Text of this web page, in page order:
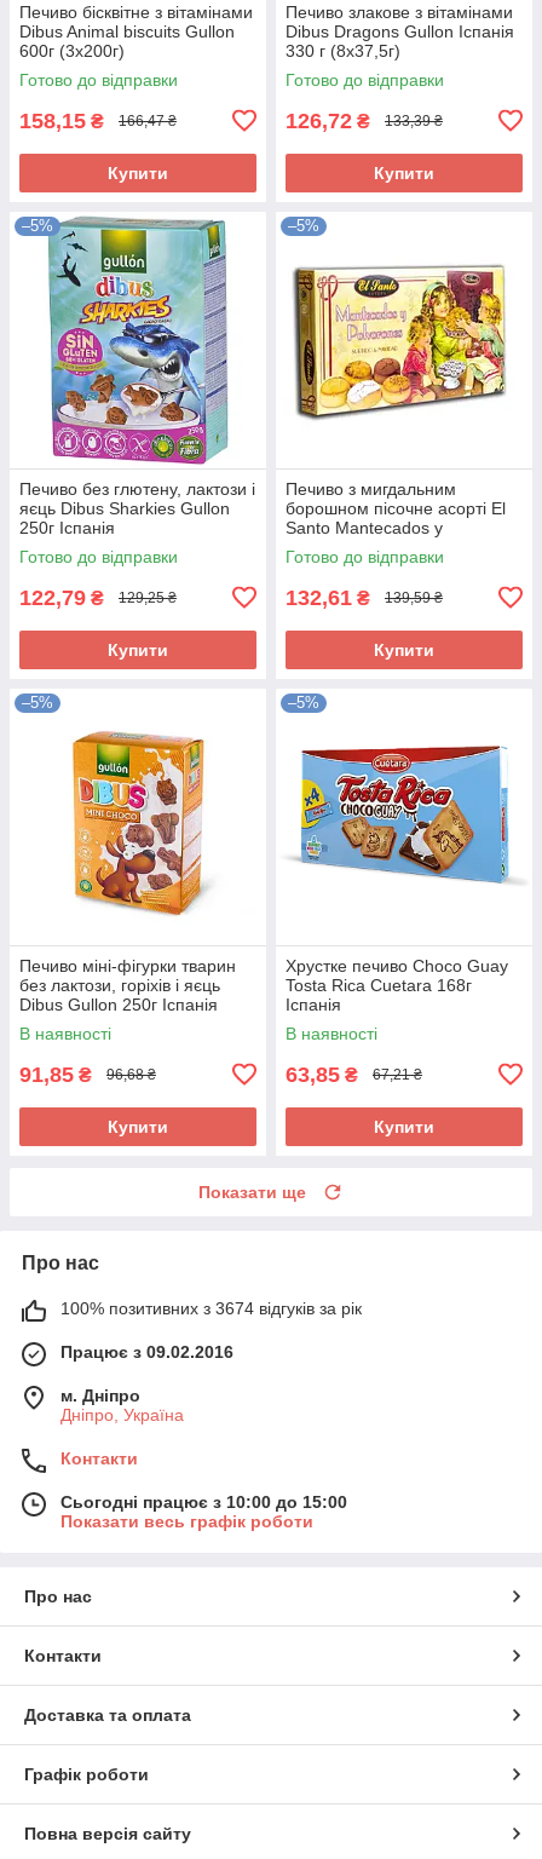
Печиво бісквітне з вітамінами
Dibus Animal biscuits Gullon
600г (3х200г)
Готово до відправки
158,15 ₴ 166,47 ₴
Купити
Печиво злакове з вітамінами
Dibus Dragons Gullon Іспанія
330 г (8х37,5г)
Готово до відправки
126,72 ₴ 133,39 ₴
Купити
–5%
Печиво без глютену, лактози і
яєць Dibus Sharkies Gullon
250г Іспанія
Готово до відправки
122,79 ₴ 129,25 ₴
Купити
–5%
Печиво з мигдальним
борошном пісочне асорті El
Santo Mantecados y
Polvorones 300 г Іспанія
Готово до відправки
132,61 ₴ 139,59 ₴
Купити
–5%
Печиво міні-фігурки тварин
без лактози, горіхів і яєць
Dibus Gullon 250г Іспанія
В наявності
91,85 ₴ 96,68 ₴
Купити
–5%
Хрустке печиво Choco Guay
Tosta Rica Cuetara 168г
Іспанія
В наявності
63,85 ₴ 67,21 ₴
Купити
Показати ще
Про нас
100% позитивних з 3674 відгуків за рік
Працює з 09.02.2016
м. Дніпро
Дніпро, Україна
Контакти
Сьогодні працює з 10:00 до 15:00
Показати весь графік роботи
Про нас
Контакти
Доставка та оплата
Графік роботи
Повна версія сайту